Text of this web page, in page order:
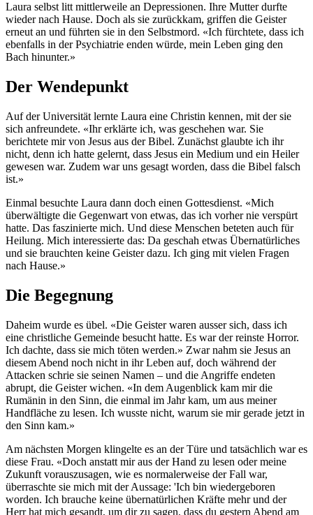
Laura selbst litt mittlerweile an Depressionen. Ihre Mutter durfte
wieder nach Hause. Doch als sie zurückkam, griffen die Geister
erneut an und führten sie in den Selbstmord. «Ich fürchtete, dass ich
ebenfalls in der Psychiatrie enden würde, mein Leben ging den
Bach hinunter.»
Der Wendepunkt
Auf der Universität lernte Laura eine Christin kennen, mit der sie
sich anfreundete. «Ihr erklärte ich, was geschehen war. Sie
berichtete mir von Jesus aus der Bibel. Zunächst glaubte ich ihr
nicht, denn ich hatte gelernt, dass Jesus ein Medium und ein Heiler
gewesen war. Zudem war uns gesagt worden, dass die Bibel falsch
ist.»
Einmal besuchte Laura dann doch einen Gottesdienst. «Mich
überwältigte die Gegenwart von etwas, das ich vorher nie verspürt
hatte. Das faszinierte mich. Und diese Menschen beteten auch für
Heilung. Mich interessierte das: Da geschah etwas Übernatürliches
und sie brauchten keine Geister dazu. Ich ging mit vielen Fragen
nach Hause.»
Die Begegnung
Daheim wurde es übel. «Die Geister waren ausser sich, dass ich
eine christliche Gemeinde besucht hatte. Es war der reinste Horror.
Ich dachte, dass sie mich töten werden.» Zwar nahm sie Jesus an
diesem Abend noch nicht in ihr Leben auf, doch während der
Attacken schrie sie seinen Namen – und die Angriffe endeten
abrupt, die Geister wichen. «In dem Augenblick kam mir die
Rumänin in den Sinn, die einmal im Jahr kam, um aus meiner
Handfläche zu lesen. Ich wusste nicht, warum sie mir gerade jetzt in
den Sinn kam.»
Am nächsten Morgen klingelte es an der Türe und tatsächlich war es
diese Frau. «Doch anstatt mir aus der Hand zu lesen oder meine
Zukunft vorauszusagen, wie es normalerweise der Fall war,
überraschte sie mich mit der Aussage: 'Ich bin wiedergeboren
worden. Ich brauche keine übernatürlichen Kräfte mehr und der
Herr hat mich gesandt, um dir zu sagen, dass du gestern Abend am